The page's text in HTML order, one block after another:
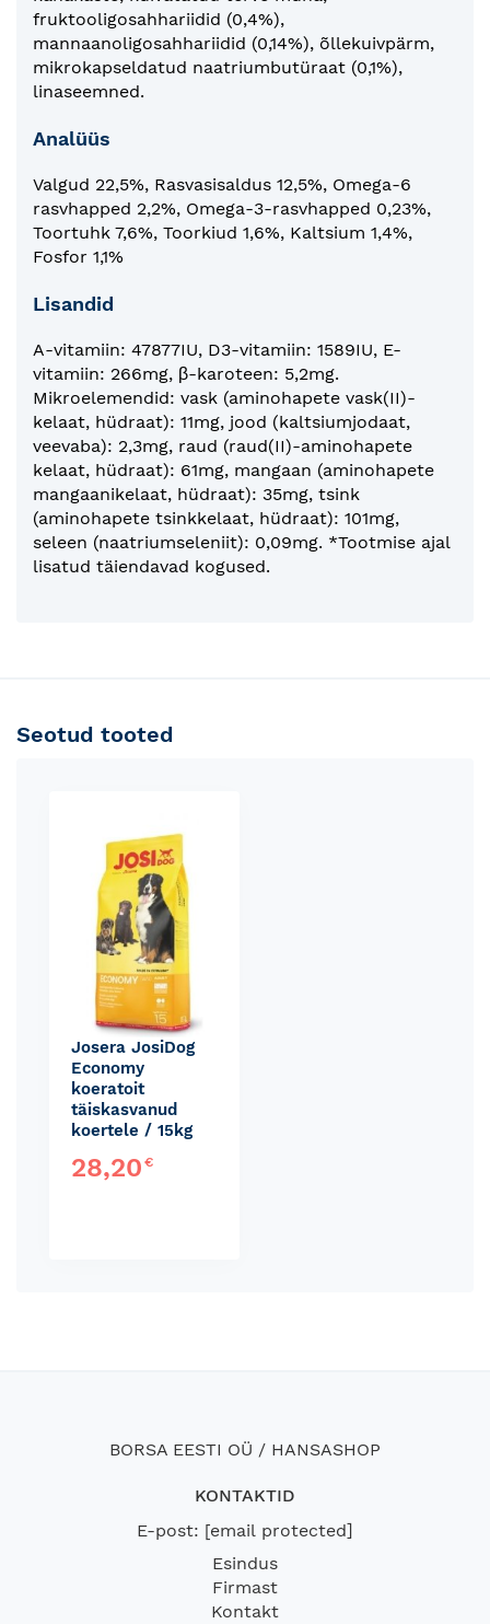
fruktooligosahhariidid (0,4%),
mannaanoligosahhariidid (0,14%), õllekuivpärm,
mikrokapseldatud naatriumbutüraat (0,1%),
linaseemned.
Analüüs
Valgud 22,5%, Rasvasisaldus 12,5%, Omega-6
rasvhapped 2,2%, Omega-3-rasvhapped 0,23%,
Toortuhk 7,6%, Toorkiud 1,6%, Kaltsium 1,4%,
Fosfor 1,1%
Lisandid
A-vitamiin: 47877IU, D3-vitamiin: 1589IU, E-
vitamiin: 266mg, β-karoteen: 5,2mg.
Mikroelemendid: vask (aminohapete vask(II)-
kelaat, hüdraat): 11mg, jood (kaltsiumjodaat,
veevaba): 2,3mg, raud (raud(II)-aminohapete
kelaat, hüdraat): 61mg, mangaan (aminohapete
mangaanikelaat, hüdraat): 35mg, tsink
(aminohapete tsinkkelaat, hüdraat): 101mg,
seleen (naatriumseleniit): 0,09mg. *Tootmise ajal
lisatud täiendavad kogused.
Seotud tooted
Josera JosiDog
Economy
koeratoit
täiskasvanud
koertele / 15kg
28,20€
BORSA EESTI OÜ / HANSASHOP
KONTAKTID
E-post: [email protected]
Esindus
Firmast
Kontakt